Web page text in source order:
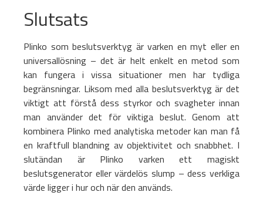
Slutsats
Plinko som beslutsverktyg är varken en myt eller en
universallösning – det är helt enkelt en metod som
kan fungera i vissa situationer men har tydliga
begränsningar. Liksom med alla beslutsverktyg är det
viktigt att förstå dess styrkor och svagheter innan
man använder det för viktiga beslut. Genom att
kombinera Plinko med analytiska metoder kan man få
en kraftfull blandning av objektivitet och snabbhet. I
slutändan är Plinko varken ett magiskt
beslutsgenerator eller värdelös slump – dess verkliga
värde ligger i hur och när den används.